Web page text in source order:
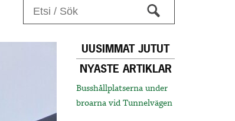
UUSIMMAT JUTUT
NYASTE ARTIKLAR
Busshållplatserna under
broarna vid Tunnelvägen